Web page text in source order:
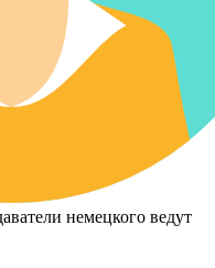
немецкого ведут